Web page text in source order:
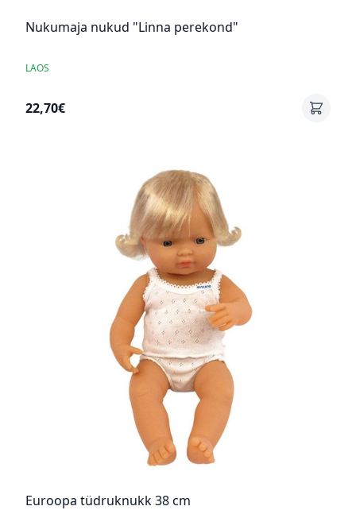
Nukumaja nukud "Linna perekond"
LAOS
22,70€
Euroopa tüdruknukk 38 cm